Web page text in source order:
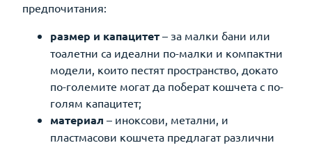
предпочитания:
размер и капацитет – за малки бани или
тоалетни са идеални по-малки и компактни
модели, които пестят пространство, докато
по-големите могат да поберат кошчета с по-
голям капацитет;
материал – иноксови, метални, и
пластмасови кошчета предлагат различни